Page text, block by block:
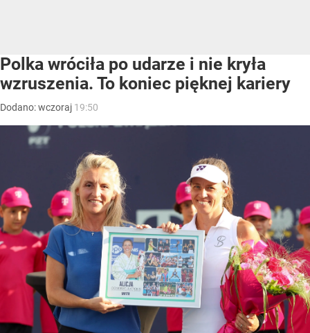
Polka wróciła po udarze i nie kryła
wzruszenia. To koniec pięknej kariery
Dodano:wczoraj 19:50